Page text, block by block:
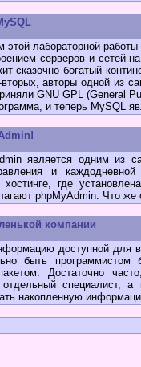
лабораторной
серверов и сетей
сказочно богатый
авторы одной из
GNU GPL (General
и теперь MySQL
является одним из
и
где
phpMyAdmin. Что же
компании
доступной для
быть программистом
Достаточно
специалист, а
накопленную